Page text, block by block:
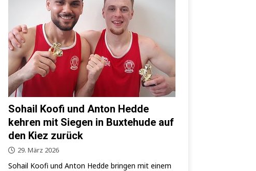
Sohail Koofi und Anton Hedde
kehren mit Siegen in Buxtehude auf
den Kiez zurück
29. März 2026
Sohail Koo­fi und Anton Hed­de brin­gen mit einem